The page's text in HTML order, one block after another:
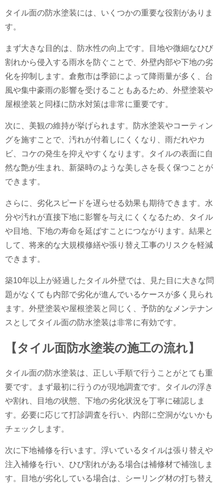
タイル面の防水塗装には、いくつかの重要な役割がありま
す。
まず大きな目的は、防水性の向上です。目地や微細なひび
割れから侵入する雨水を防ぐことで、外壁内部や下地の劣
化を抑制します。倉敷市は季節によって降雨量が多く、台
風や集中豪雨の影響を受けることもあるため、外壁塗装や
屋根塗装と同様に防水対策は非常に重要です。
次に、美観の維持が挙げられます。防水塗装やコーティン
グを施すことで、汚れが付着しにくくなり、雨だれやカ
ビ、コケの発生を抑えやすくなります。タイルの表面に自
然な艶が生まれ、新築時のような美しさを長く保つことが
できます。
さらに、劣化スピードを遅らせる効果も期待できます。水
分や汚れが直接下地に影響を与えにくくなるため、タイル
や目地、下地の寿命を延ばすことにつながります。結果と
して、将来的な大規模修繕や張り替え工事のリスクを軽減
できます。
築10年以上が経過したタイル外壁では、見た目に大きな問
題がなくても内部で劣化が進んでいるケースが多く見られ
ます。外壁塗装や屋根塗装と同じく、予防的なメンテナン
スとしてタイル面の防水塗装は非常に有効です。
【タイル面防水塗装の施工の流れ】
タイル面の防水塗装は、正しい手順で行うことがとても重
要です。まず最初に行うのが現地調査です。タイルの浮き
や割れ、目地の状態、下地の劣化状況を丁寧に確認しま
す。必要に応じて打診調査を行い、内部に空洞がないかも
チェックします。
次に下地補修を行います。浮いているタイルは張り替えや
注入補修を行い、ひび割れがある場合は補修材で補強しま
す。目地が劣化している場合は、シーリング材の打ち替え